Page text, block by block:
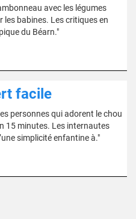
avec les légumes
les babines. Les critiques en
du Béarn."
facile
personnes qui adorent le chou
15 minutes. Les internautes
simplicité enfantine à."